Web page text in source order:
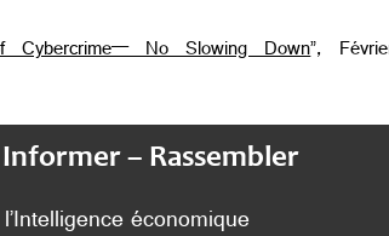
Cybercrime— No Slowing Down”,
– Rassembler
économique